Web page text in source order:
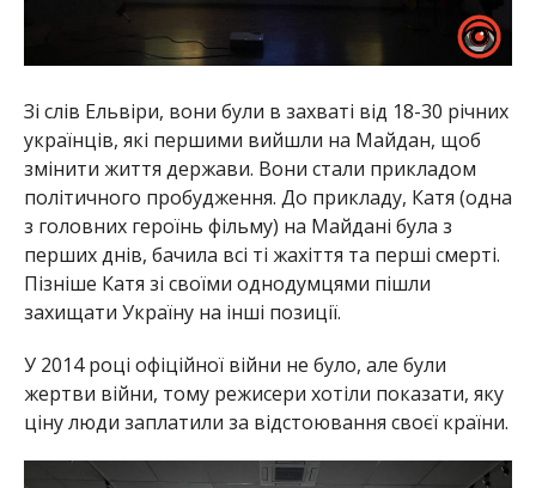
Зі слів Ельвіри, вони були в захваті від 18-30 річних
українців, які першими вийшли на Майдан, щоб
змінити життя держави. Вони стали прикладом
політичного пробудження. До прикладу, Катя (одна
з головних героїнь фільму) на Майдані була з
перших днів, бачила всі ті жахіття та перші смерті.
Пізніше Катя зі своїми однодумцями пішли
захищати Україну на інші позиції.
У 2014 році офіційної війни не було, але були
жертви війни, тому режисери хотіли показати, яку
ціну люди заплатили за відстоювання своєї країни.